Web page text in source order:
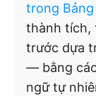
trong
thành tích,
trước dựa
— bằng
ngữ tự